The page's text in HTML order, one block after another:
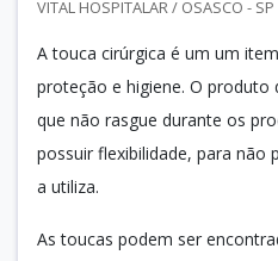
VITAL HOSPITALAR / OSASCO - SP
A touca cirúrgica é um um
proteção e higiene. O produto
que não rasgue durante os
possuir flexibilidade, para não
a utiliza.
As toucas podem ser